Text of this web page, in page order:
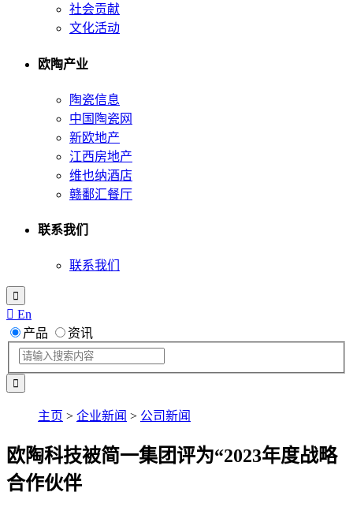
社会贡献
文化活动
欧陶产业
陶瓷信息
中国陶瓷网
新欧地产
江西房地产
维也纳酒店
赣鄱汇餐厅
联系我们
联系我们

 En
产品
资讯
主页 > 企业新闻 > 公司新闻
欧陶科技被简一集团评为“2023年度战略
合作伙伴